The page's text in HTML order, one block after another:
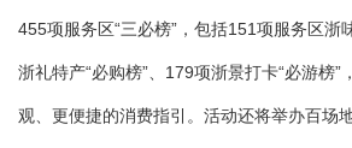
455项服务区“三必榜”，包括151项服务区浙
浙礼特产“必购榜”、179项浙景打卡“必游榜”
观、更便捷的消费指引。活动还将举办百场